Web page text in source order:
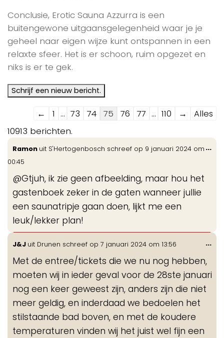
Conclusie, Erotic Sauna Azzurra is een
buitengewone uitgaansgelegenheid waar je je
geheel naar eigen wijze kunt ontspannen in een
relaxte sfeer. Het is er schoon, ruim opgezet en
niks is er te gek.
Navigatie
door
de
gastenboek-
← 1 ... 73 74 75 76 77 ... 110 →
Alles
10913 berichten.
Ramon uit S'Hertogenbosch schreef op 9 januari 2024 om
00:45
@Gtjuh, ik zie geen afbeelding, maar hou het
gastenboek zeker in de gaten wanneer jullie
een saunatripje gaan doen, lijkt me een
leuk/lekker plan!
...
J&J uit Drunen schreef op 7 januari 2024 om 13:56
Met de entree/tickets die we nu nog hebben,
moeten wij in ieder geval voor de 28ste januari
nog een keer geweest zijn, anders zijn die niet
meer geldig, en inderdaad we bedoelen het
stilstaande bad boven, en met de koudere
temperaturen vinden wij het juist wel fijn een
...